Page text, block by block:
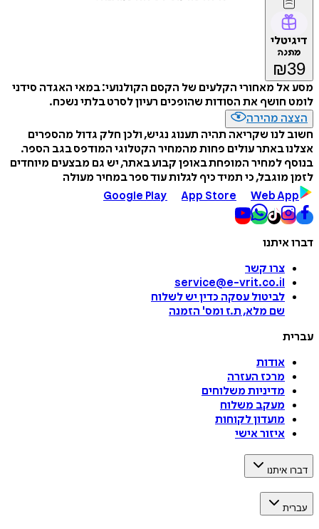
דיגיטלי
מתנה
₪39
מסע אל מאחורי הקלעים של הקסם הקולנועי: במאי האגדה סידני
לומט חושף את הסודות שהופכים רעיון לסרט בלתי נשכח.
הצצה מהירה
חשוב לנו שקריאה תהיה תענוג נגיש, ולכן חלק גדול מהספרים
אצלנו באתר עולים פחות מהמחיר הקטלוגי המודפס בגב הספר.
בנוסף למחיר המופחת באופן קבוע באתר, יש גם מבצעים מיוחדים
לזמן מוגבל, כי תמיד כיף לגלות עוד ספר במחיר מעולה
Google Play
App Store Web App
דברו איתנו
צרו קשר
service@e-vrit.co.il
לביטול עסקה כדין יש לשלוח
שם מלא, ת.ז ומס' הזמנה
עברית
אודות
מרכז העזרה
מדיניות משלוחים
מעקב משלוח
מועדון לקוחות
איזור אישי
דברו איתנו
עברית